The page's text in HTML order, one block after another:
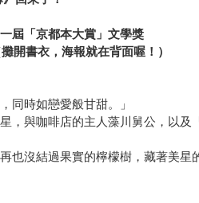
屆「京都本大賞」文學獎
開書衣，海報就在背面喔！）
同時如戀愛般甘甜。」
，與咖啡店的主人藻川舅公，以
也沒結過果實的檸檬樹，藏著美